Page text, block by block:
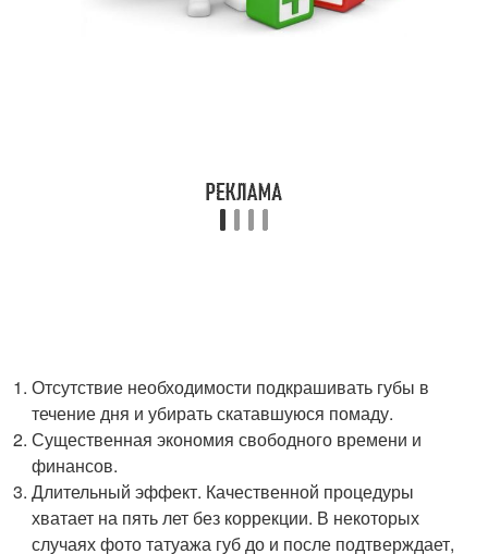
Отсутствие необходимости подкрашивать губы в
течение дня и убирать скатавшуюся помаду.
Существенная экономия свободного времени и
финансов.
Длительный эффект. Качественной процедуры
хватает на пять лет без коррекции. В некоторых
случаях фото татуажа губ до и после подтверждает,